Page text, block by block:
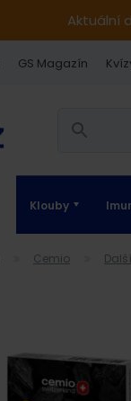
Aktuální
GS Magazín
Klouby
Cemio Další